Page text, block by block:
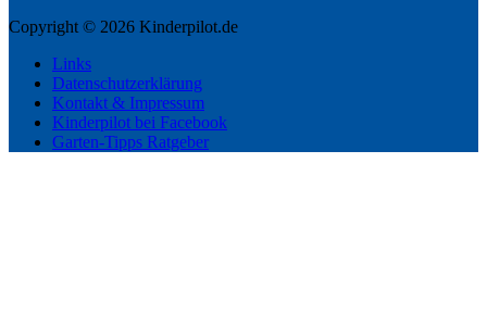
Copyright © 2026 Kinderpilot.de
Links
Datenschutzerklärung
Kontakt & Impressum
Kinderpilot bei Facebook
Garten-Tipps Ratgeber